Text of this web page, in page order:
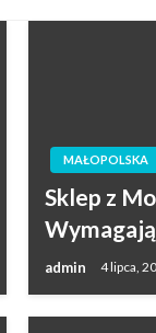
MAŁOPOLSKA
Sklep z
admin 4 lipca,